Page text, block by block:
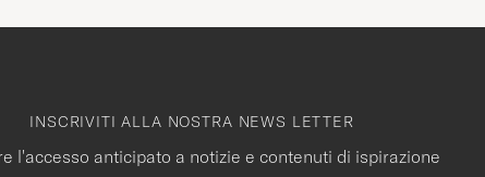
INSCRIVITI ALLA NOSTRA NEWS LETTER
l'accesso anticipato a notizie e contenuti di ispirazione